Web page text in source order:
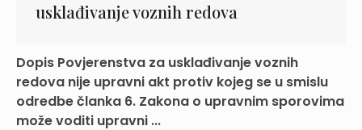
usklađivanje voznih redova
Dopis Povjerenstva za usklađivanje voznih
redova nije upravni akt protiv kojeg se u smislu
odredbe članka 6. Zakona o upravnim sporovima
može voditi upravni ...